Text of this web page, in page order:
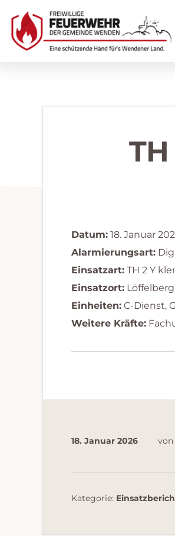
Hauptnavigation
springen
Inhalt
springen
Datum: 18. Januar
Alarmierungsart:
Einsatzart: TH 2 Y
Einsatzort: Löffelberg
Einheiten: C-Dienst,
Weitere Kräfte:
18. Januar 2026 von
Kategorie: